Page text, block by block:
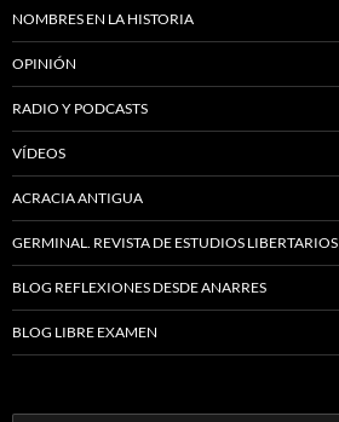
NOMBRES EN LA HISTORIA
OPINIÓN
RADIO Y PODCASTS
VÍDEOS
ACRACIA ANTIGUA
GERMINAL. REVISTA DE ESTUDIOS LIBERTARIOS
BLOG REFLEXIONES DESDE ANARRES
BLOG LIBRE EXAMEN